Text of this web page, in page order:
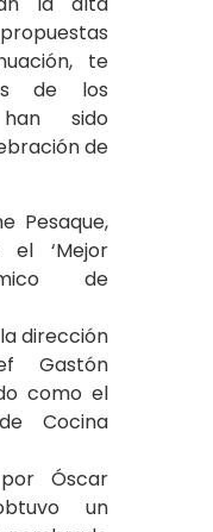
te
de los
sido
de
Pesaque,
el ‘Mejor
de
dirección
Gastón
como el
Cocina
Óscar
un